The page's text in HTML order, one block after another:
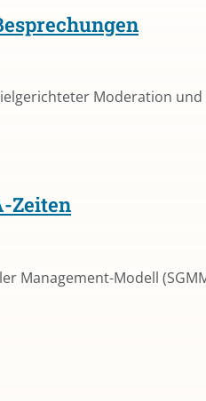
Moderation und
Zeiten
Management-Modell